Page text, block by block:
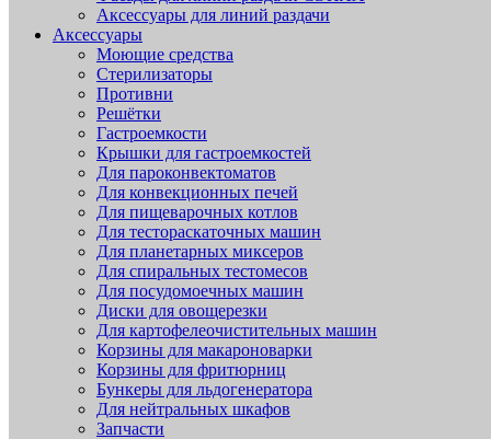
Аксессуары для линий раздачи
Аксессуары
Моющие средства
Стерилизаторы
Противни
Решётки
Гастроемкости
Крышки для гастроемкостей
Для пароконвектоматов
Для конвекционных печей
Для пищеварочных котлов
Для тестораскаточных машин
Для планетарных миксеров
Для спиральных тестомесов
Для посудомоечных машин
Диски для овощерезки
Для картофелеочистительных машин
Корзины для макароноварки
Корзины для фритюрниц
Бункеры для льдогенератора
Для нейтральных шкафов
Запчасти